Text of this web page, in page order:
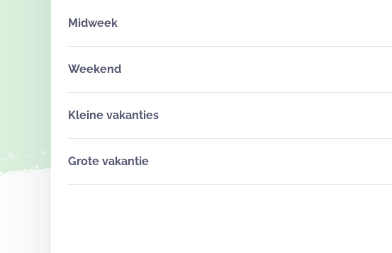
Midweek
Weekend
Kleine vakanties
Grote vakantie